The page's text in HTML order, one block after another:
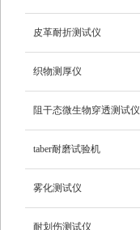
皮革耐折测试仪
织物测厚仪
阻干态微生物穿透测试仪
taber耐磨试验机
雾化测试仪
耐划伤测试仪